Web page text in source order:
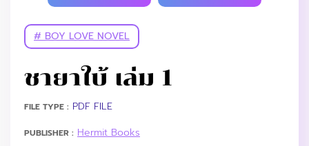
# BOY LOVE NOVEL
ชายาใบ้ เล่ม 1
FILE TYPE : PDF FILE
PUBLISHER : Hermit Books